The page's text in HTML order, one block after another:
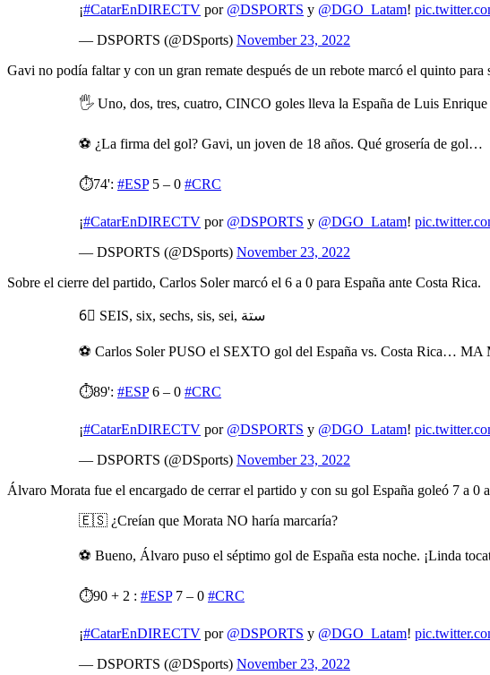
¡#CatarEnDIRECTV por @DSPORTS y @DGO_Latam!
— DSPORTS (@DSports) November 23, 2022
Gavi no podía faltar y con un gran remate después de un rebote marcó el quinto
🖐️ Uno, dos, tres, cuatro, CINCO goles lleva la España de Luis
⚽️ ¿La firma del gol? Gavi, un joven de 18 años. Qué grosería de gol…
⏱️74': #ESP5 – 0 #CRC
¡#CatarEnDIRECTV por @DSPORTS y @DGO_Latam!
— DSPORTS (@DSports) November 23, 2022
Sobre el cierre del partido, Carlos Soler marcó el 6 a 0 para España ante Costa Rica.
6⃣ SEIS, six, sechs, sis, sei, ستة
⚽️ Carlos Soler PUSO el SEXTO gol del España vs. Costa Rica… MA
⏱️89': #ESP6 – 0 #CRC
¡#CatarEnDIRECTV por @DSPORTS y @DGO_Latam!
— DSPORTS (@DSports) November 23, 2022
Álvaro Morata fue el encargado de cerrar el partido y con su gol España goleó 7 a 0
🇪🇸 ¿Creían que Morata NO haría marcaría?
⚽️ Bueno, Álvaro puso el séptimo gol de España esta noche. ¡Linda
⏱️90 + 2 : #ESP7 – 0 #CRC
¡#CatarEnDIRECTV por @DSPORTS y @DGO_Latam!
— DSPORTS (@DSports) November 23, 2022